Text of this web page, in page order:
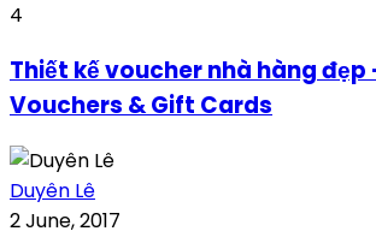
4
Thiết kế voucher nhà hàng
Vouchers & Gift Cards
Duyên Lê
2 June, 2017